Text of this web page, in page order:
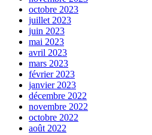
octobre 2023
juillet 2023
juin 2023
mai 2023
avril 2023
mars 2023
février 2023
janvier 2023
décembre 2022
novembre 2022
octobre 2022
août 2022